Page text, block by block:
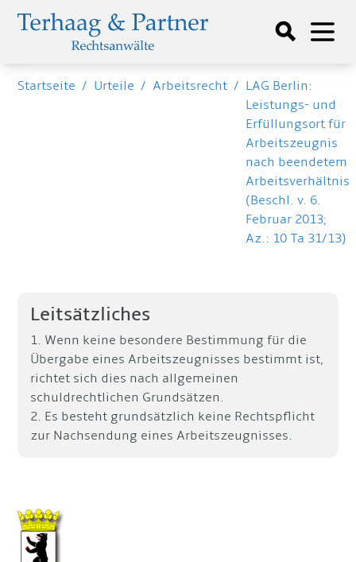
Startseite / Urteile / Arbeitsrecht / LAG Berlin:
Leistungs- und
Erfüllungsort für
Arbeitszeugnis
nach beendetem
Arbeitsverhältnis
(Beschl. v. 6.
Februar 2013;
Az.: 10 Ta 31/13)
Leitsätzliches
1. Wenn keine besondere Bestimmung für die
Übergabe eines Arbeitszeugnisses bestimmt ist,
richtet sich dies nach allgemeinen
schuldrechtlichen Grundsätzen.
2. Es besteht grundsätzlich keine Rechtspflicht
zur Nachsendung eines Arbeitszeugnisses.